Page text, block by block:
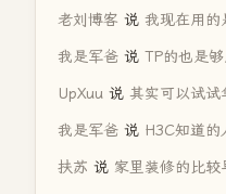
老刘博客 说 我现在用
我是军爸 说 TP的也是
UpXuu 说 其实可以试
我是军爸 说 H3C知道
扶苏 说 家里装修的比